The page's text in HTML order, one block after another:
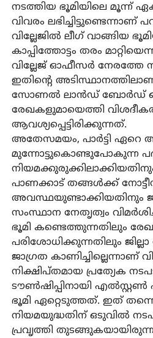
നടത്തിയ ഭൂമിയിലെ മൂന്ന്
വിവരം
വില്ലേജിൽ ലീഗ് വാങ്ങിയ
കാപ്പിത്തോട്ടം തരം
വില്ലേജ് ഓഫീസർ നേരത്തേ
ഇതിന്റെ
സോണൽ ലാൻഡ് ബോർഡ്
രേഖകളുമായെത്തി
ആവശ്യപ്പെട്ടിരിക്കുന്നത്.
അതേസമയം, പാർട്ടി ഏറെ
മുന്നോട്ടുകൊണ്ടുപോകുന്ന
പാണക്കാട് തങ്ങൾക്ക്
അവസ്ഥയുണ്ടാക്കിയതിനും
സംസ്ഥാന നേതൃത്വം
ഭൂമി കണ്ടെത്തുന്നതിലും
പരിശോധിക്കുന്നതിലും
ജാഗ്രത കാണിച്ചില്ലെന്നാണ്
നിക്ഷിപ്തമായ പ്രത്യേക
ടൗൺഷിപ്പിനായി എൽസ്റ്റൺ
ഭൂമി ഏറ്റെടുത്തത്. ഇത്
നിയമയുദ്ധതിന് ഒടുവിൽ
പ്രവൃത്തി